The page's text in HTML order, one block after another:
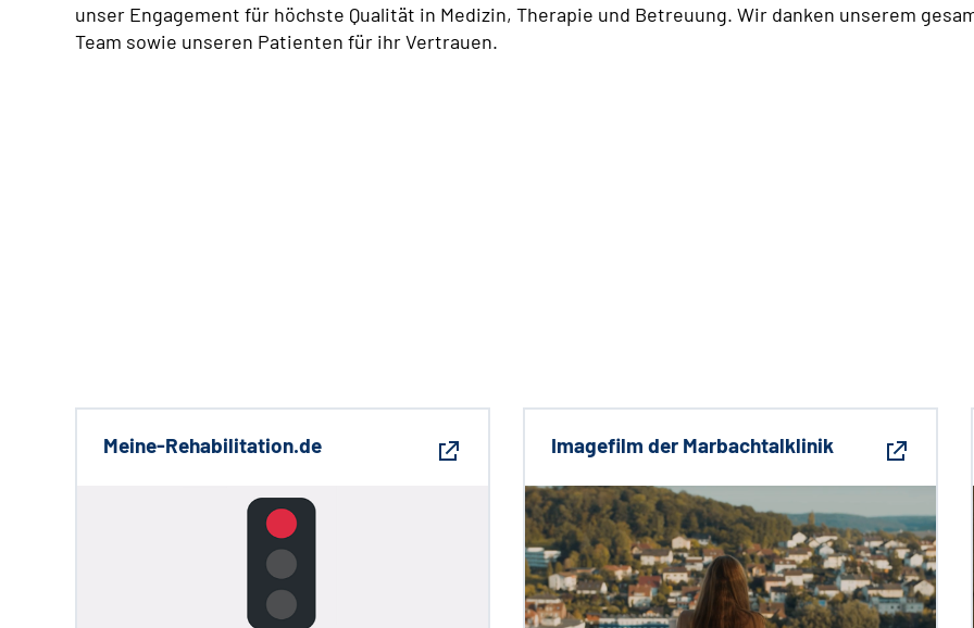
unser Engagement für höchste Qualität in Medizin, Therapie und Betreuung. Wir danken unserem
Team sowie unseren Patienten für ihr Vertrauen.
Meine-Rehabilitation.de Imagefilm der Marbachtalklinik